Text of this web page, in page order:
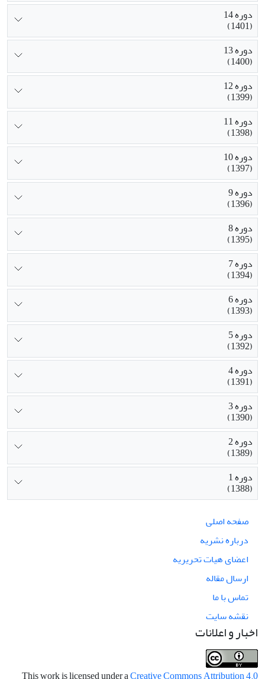
دوره 14
(1401)
دوره 13
(1400)
دوره 12
(1399)
دوره 11
(1398)
دوره 10
(1397)
دوره 9
(1396)
دوره 8
(1395)
دوره 7
(1394)
دوره 6
(1393)
دوره 5
(1392)
دوره 4
(1391)
دوره 3
(1390)
دوره 2
(1389)
دوره 1
(1388)
صفحه اصلی
درباره نشریه
اعضای هیات تحریریه
ارسال مقاله
تماس با ما
نقشه سایت
اخبار و اعلانات